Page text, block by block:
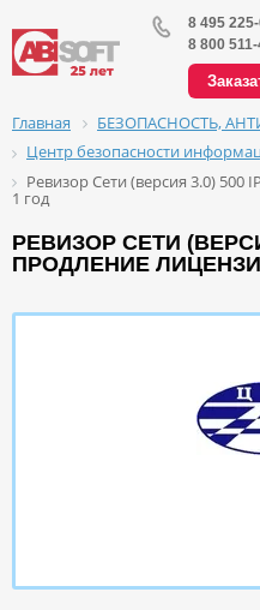
8 495
8 800
Главная
БЕЗОПАСНОСТЬ,
Центр безопасности
Ревизор Сети (версия 3.0) 500
1 год
РЕВИЗОР СЕТИ
ПРОДЛЕНИЕ